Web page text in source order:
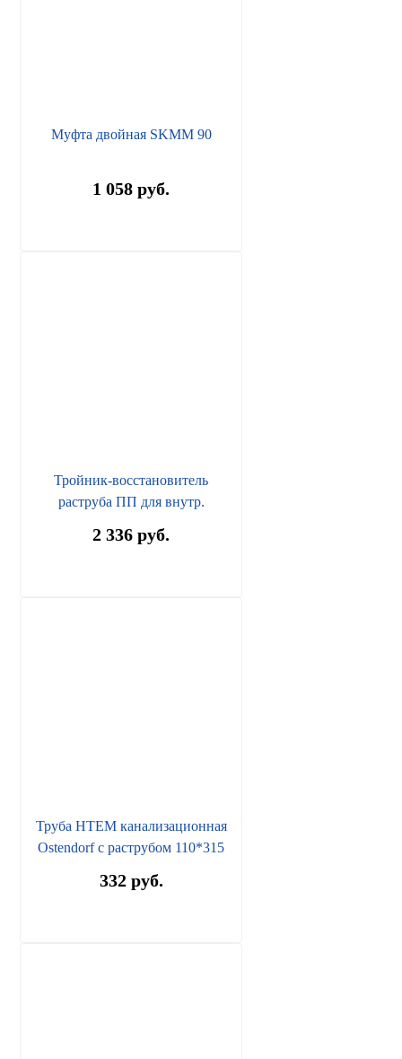
Муфта двойная SKMM 90
1 058 руб.
Тройник-восстановитель
раструба ПП для внутр.
2 336 руб.
Труба HTEM канализационная
Ostendorf с раструбом 110*315
332 руб.